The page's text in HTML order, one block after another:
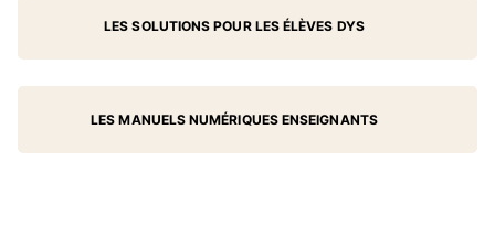
LES SOLUTIONS POUR LES ÉLÈVES DYS
LES MANUELS NUMÉRIQUES ENSEIGNANTS